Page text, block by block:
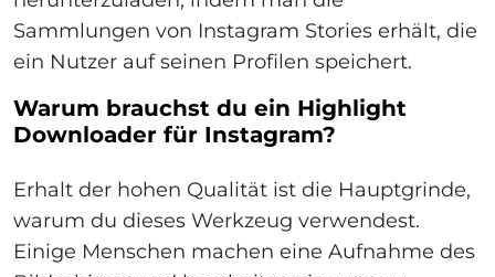
Sammlungen von Instagram Stories erhält, die
ein Nutzer auf seinen Profilen speichert.
Warum brauchst du ein Highlight
Downloader für Instagram?
Erhalt der hohen Qualität ist die Hauptgrinde,
warum du dieses Werkzeug verwendest.
Einige Menschen machen eine Aufnahme des